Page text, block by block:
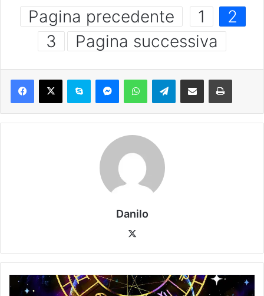
Pagina precedente 1
2
3
Pagina successiva
Danilo